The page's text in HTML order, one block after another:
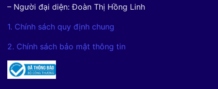
– Người đại diện: Đoàn Thị Hồng Linh
1. Chính sách quy định chung
2. Chính sách bảo mật thông tin